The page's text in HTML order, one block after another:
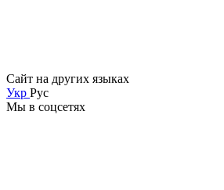
Сайт на других языках
Укр Рус
Мы в соцсетях